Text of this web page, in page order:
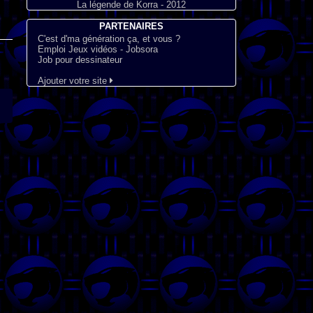
La légende de Korra - 2012
PARTENAIRES
C'est d'ma génération ça, et vous ?
Emploi Jeux vidéos - Jobsora
Job pour dessinateur
Ajouter votre site